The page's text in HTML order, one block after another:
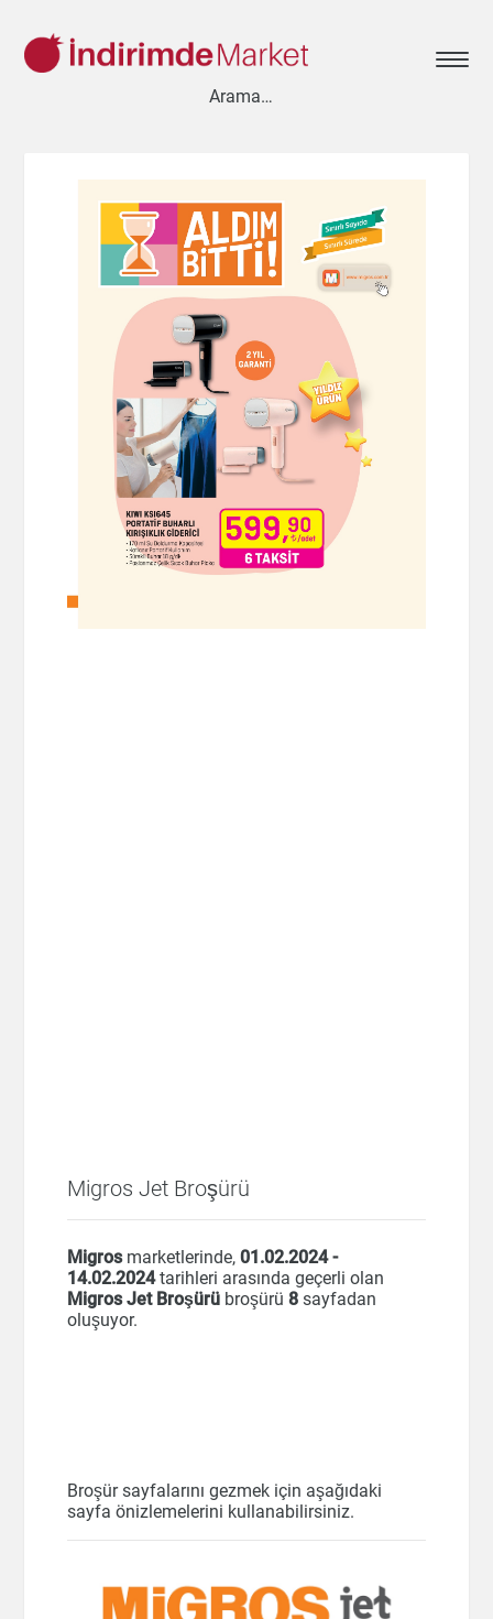
Ayakkabı Baharat Bahçe Bakliyat
Bebek
Beyaz Eşya
Çay & Kahve & Şeker
Cep Telefonu
Çikolata & Bisküvi & Kuruyemiş
Dondurma
Dondurulmuş Ürünler
Et & Balık
Gezi & Seyahat
Hazır Soslar Hazır Yemekler
Kişisel Bakım Kitap & Dergi
Konserve
Küçük Ev Aletleri
Meyve & Sebze Mutfak Ürünleri
Sağlık Süt Ürünleri & Kahvaltılık
Temizlik
Un & Şeker & Yağ
Yapı & Teknik
Migros Jet Broşürü
Migrosmarketlerinde,01.02.2024 -
14.02.2024tarihleri arasında geçerli olan
Migros Jet Broşürü broşürü8 sayfadan
oluşuyor.
Broşür sayfalarını gezmek için aşağıdaki
sayfa önizlemelerini kullanabilirsiniz.